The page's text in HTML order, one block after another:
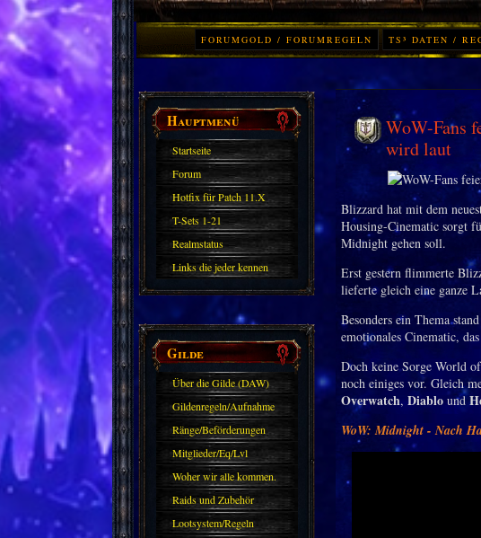
FORUMGOLD / FORUMREGELN TS³ DATEN /
Hauptmenü
Startseite
Forum
Hotfix für Patch 11.X
T-Sets 1-21
Realmstatus
Links die jeder kennen
sollte?! Oder nicht?
Gilde
Über die Gilde (DAW)
Gildenregeln/Aufnahme
Ränge/Beförderungen
Mitglieder/Eq/Lvl
Woher wir alle kommen.
Raids und Zubehör
Lootsystem/Regeln
WoW-Fans
wird laut
Blizzard hat mit dem
Housing-Cinematic sorgt
Midnight gehen soll.
Erst gestern flimmerte
lieferte gleich eine ganze
Besonders ein Thema
emotionales Cinematic,
Doch keine Sorge World
noch einiges vor. Gleich
Overwatch, Diablound
WoW: Midnight - Nach